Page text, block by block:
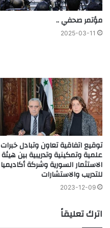
مؤتمر صحفي ..
2025-03-11
توقيع اتفاقية تعاون وتبادل خبرات
علمية وتمكينية وتدريبية بين هيئة
الاستثمار السورية وشركة أكاديميا
للتدريب والاستشارات
2023-12-09
اترك تعليقاً